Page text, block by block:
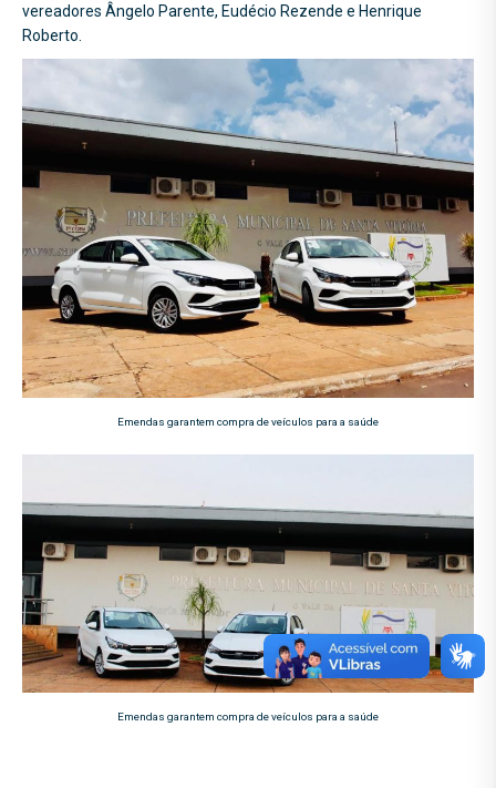
vereadores Ângelo Parente, Eudécio Rezende e Henrique
Roberto.
Emendas garantem compra de veículos para a saúde
Emendas garantem compra de veículos para a saúde